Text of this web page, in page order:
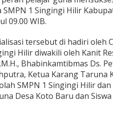
P
e
n
a
l
a
h
g
u
n
a
SMPN 1 Singingi Hilir
09.00 WIB.
tersebut di hadiri oleh
Hilir diwakili oleh Kanit
Bhabinkamtibmas Ds.
Ketua Karang Taruna
SMPN 1 Singingi Hilir
Desa Koto Baru dan